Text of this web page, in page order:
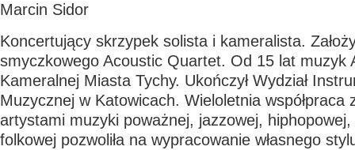
Marcin Sidor
Koncertujący skrzypek solista i kameralista.
smyczkowego Acoustic Quartet. Od 15 lat muzyk
Kameralnej Miasta Tychy. Ukończył Wydział
Muzycznej w Katowicach. Wieloletnia współpraca
artystami muzyki poważnej, jazzowej,
folkowej pozwoliła na wypracowanie własnego